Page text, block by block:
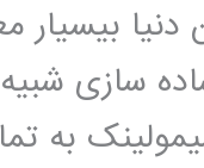
دنیا
سازی
به